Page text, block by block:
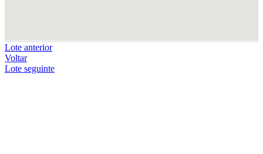
Lote anterior
Voltar
Lote seguinte